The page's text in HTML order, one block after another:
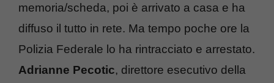
memoria/scheda, poi è arrivato a casa e ha
diffuso il tutto in rete. Ma tempo poche ore la
Polizia Federale lo ha rintracciato e arrestato.
Adrianne Pecotic, direttore esecutivo della